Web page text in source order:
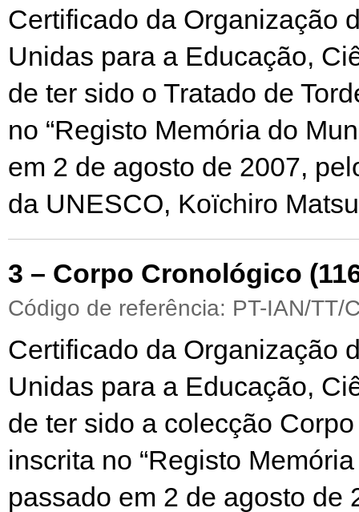
Certificado da Organização
Unidas para a Educação,
de ter sido o Tratado de
no “Registo Memória do
em 2 de agosto de 2007,
da UNESCO, Koïchiro
3 – Corpo Cronológico
Código de referência: PT-IAN/TT/
Certificado da Organização
Unidas para a Educação,
de ter sido a colecção
inscrita no “Registo
passado em 2 de agosto de